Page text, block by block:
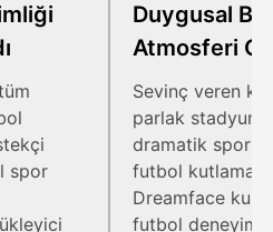
spor
Duygusal
Atmosferi
Sevinç veren
parlak stadyum
dramatik spor
futbol
Dreamface
futbol